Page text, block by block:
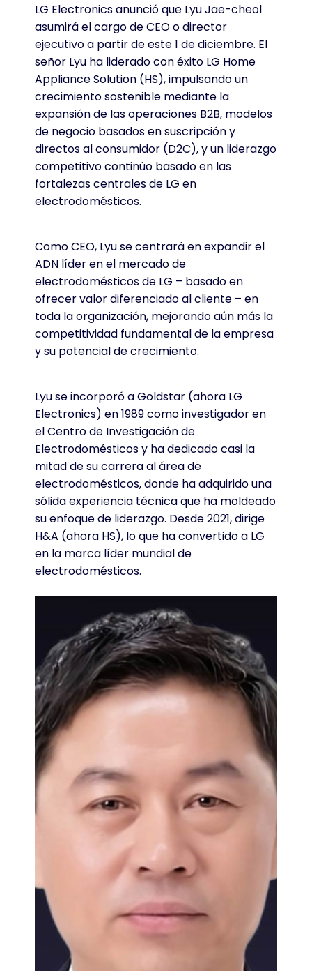
LG Electronics anunció que Lyu Jae-cheol
asumirá el cargo de CEO o director
ejecutivo a partir de este 1 de diciembre. El
señor Lyu ha liderado con éxito LG Home
Appliance Solution (HS), impulsando un
crecimiento sostenible mediante la
expansión de las operaciones B2B, modelos
de negocio basados ​​en suscripción y
directos al consumidor (D2C), y un liderazgo
competitivo continúo basado en las
fortalezas centrales de LG en
electrodomésticos.
Como CEO, Lyu se centrará en expandir el
ADN líder en el mercado de
electrodomésticos de LG – basado en
ofrecer valor diferenciado al cliente – en
toda la organización, mejorando aún más la
competitividad fundamental de la empresa
y su potencial de crecimiento.
Lyu se incorporó a Goldstar (ahora LG
Electronics) en 1989 como investigador en
el Centro de Investigación de
Electrodomésticos y ha dedicado casi la
mitad de su carrera al área de
electrodomésticos, donde ha adquirido una
sólida experiencia técnica que ha moldeado
su enfoque de liderazgo. Desde 2021, dirige
H&A (ahora HS), lo que ha convertido a LG
en la marca líder mundial de
electrodomésticos.